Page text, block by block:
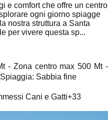
e comfort che offre un centro
ogni giorno spiagge
nostra struttura a Santa
per vivere questa sp...
- Zona centro max 500 Mt -
: Sabbia fine
Cani e Gatti+33